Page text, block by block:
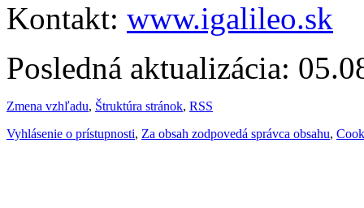
Kontakt: www.igalileo.sk
Posledná aktualizácia:
Zmena vzhľadu, Štruktúra stránok, RSS
Vyhlásenie o prístupnosti, Za obsah zodpovedá správca obsahu,